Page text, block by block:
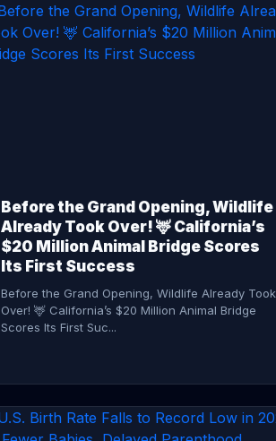
CONTINUE READING →
Before the Grand Opening, Wildlife
Already Took Over! 🦌 California’s
$20 Million Animal Bridge Scores
Its First Success
Before the Grand Opening, Wildlife Already Took
Over! 🦌 California’s $20 Million Animal Bridge
Scores Its First Suc...